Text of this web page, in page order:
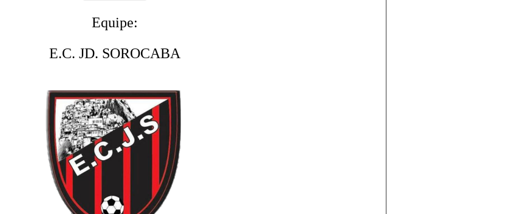
Equipe:
E.C. JD. SOROCABA